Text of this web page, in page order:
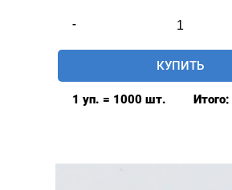
-
товара
Хольнитены
15мм
одностор.
КУПИТЬ
1 уп. = 1000 шт. Итого: